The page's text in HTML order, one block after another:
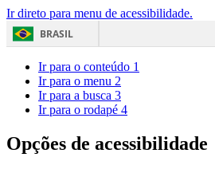
Ir direto para menu de acessibilidade.
BRASIL
Ir para o conteúdo 1
Ir para o menu 2
Ir para a busca 3
Ir para o rodapé 4
Opções de acessibilidade